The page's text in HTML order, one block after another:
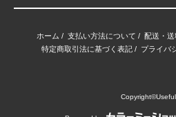
ホーム / 支払い方法について / 配送・
特定商取引法に基づく表記 / プライバ